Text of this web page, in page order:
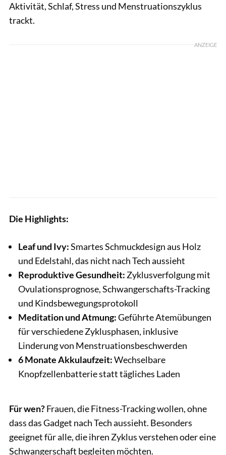
Aktivität, Schlaf, Stress und Menstruationszyklus
trackt.
ANZEIGE
Die Highlights:
Leaf und Ivy:Smartes Schmuckdesign aus Holz
und Edelstahl, das nicht nach Tech aussieht
Reproduktive Gesundheit: Zyklusverfolgung mit
Ovulationsprognose, Schwangerschafts-Tracking
und Kindsbewegungsprotokoll
Meditation und Atmung:Geführte Atemübungen
für verschiedene Zyklusphasen, inklusive
Linderung von Menstruationsbeschwerden
6 Monate Akkulaufzeit:Wechselbare
Knopfzellenbatterie statt tägliches Laden
Für wen?Frauen, die Fitness-Tracking wollen, ohne
dass das Gadget nach Tech aussieht. Besonders
geeignet für alle, die ihren Zyklus verstehen oder eine
Schwangerschaft begleiten möchten.